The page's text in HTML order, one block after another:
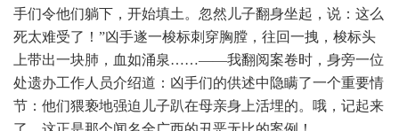
手们令他们躺下，开始填土。忽然儿子翻身坐起，说：这么
死太难受了！”凶手遂一梭标刺穿胸膛，往回一拽，梭标头
上带出一块肺，血如涌泉……——我翻阅案卷时，身旁一位
处遗办工作人员介绍道：凶手们的供述中隐瞒了一个重要情
节：他们猥亵地强迫儿子趴在母亲身上活埋的。哦，记起来